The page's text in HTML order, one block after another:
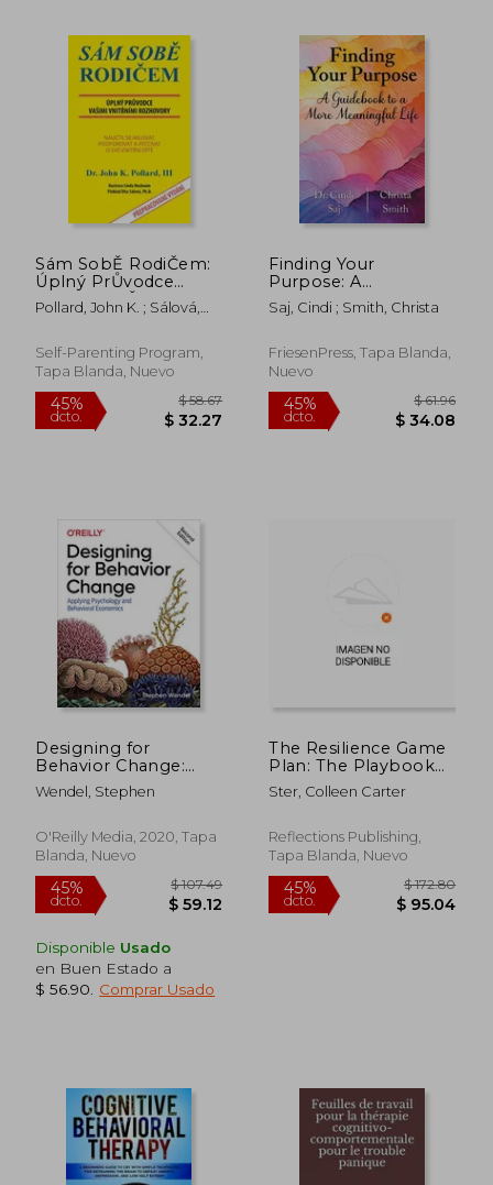
45% 45%
dcto.
40%
dcto. $ 34.12
45%
dcto.
Sám SobĚ RodiČem:
Úplný PrŮvodce
Vasimi VnitŘními
Rozhovory
Pollard, John K. ; Sálová,
Self-Parenting Program,
Tapa Blanda, Nuevo
Finding Your
Purpose: A
Guidebook to a More
Meaningful Life (en
Saj, Cindi ; Smith, Christa
FriesenPress, Tapa Blanda,
Nuevo
Designing for
Behavior Change:
Applying Psychology
and Behavioral
Inglés)
Wendel, Stephen
O'Reilly Media, 2020, Tapa
Blanda, Nuevo
Disponible Usado
en Buen Estado a
$ 56.90
Comprar Usado
The Resilience Game
Plan: The Playbook
for Developing
Cognitive,
Mindfulness Life Skills
(en Inglés)
Ster, Colleen Carter
Reflections Publishing,
Tapa Blanda, Nuevo